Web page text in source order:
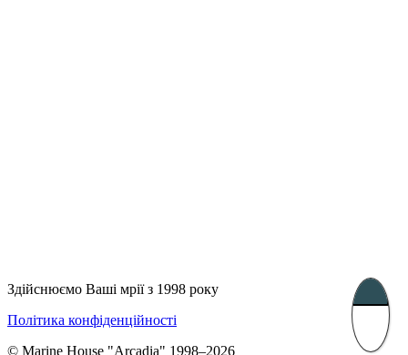
Здійснюємо Ваші мрії з 1998 року
Політика конфіденційності
© Marine House "Arcadia" 1998–2026